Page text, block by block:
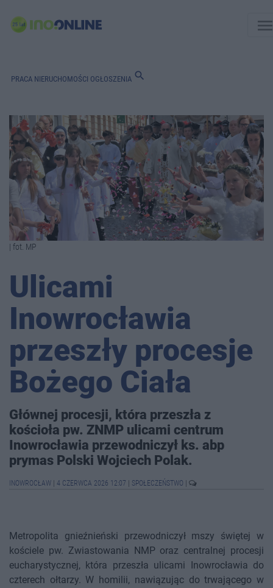
PRACA NIERUCHOMOŚCI OGŁOSZENIA search
| fot. MP
Ulicami
Inowrocławia
przeszły procesje
Bożego Ciała
Głównej procesji, która przeszła z
kościoła pw. ZNMP ulicami centrum
Inowrocławia przewodniczył ks. abp
prymas Polski Wojciech Polak.
INOWROCŁAW 4 CZERWCA 2026 12:07 SPOŁECZEŃSTWO
Metropolita gnieźnieński przewodniczył mszy świętej w
kościele pw. Zwiastowania NMP oraz centralnej procesji
eucharystycznej, która przeszła ulicami Inowrocławia do
czterech ołtarzy. W homilii, nawiązując do trwającego w